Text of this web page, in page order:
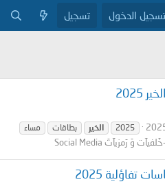
تسجيل الدخول تسجيل
2025 الخير بطاقات
مساء
-خَلفيآت وَ رَمزيآتَ Social Media
تفاؤلية 2025